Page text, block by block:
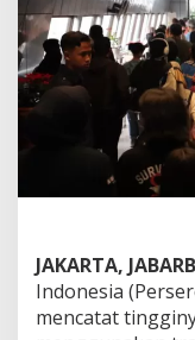
JAKARTA,
Indonesia
mencatat